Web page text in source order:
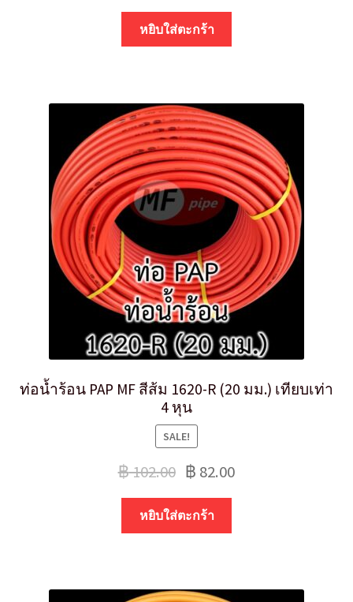
หยิบใส่ตะกร้า
ท่อน้ำร้อน PAP MF สีส้ม 1620-R (20 มม.) เทียบเท่า
4 หุน
SALE!
฿102.00 ฿ 82.00
หยิบใส่ตะกร้า